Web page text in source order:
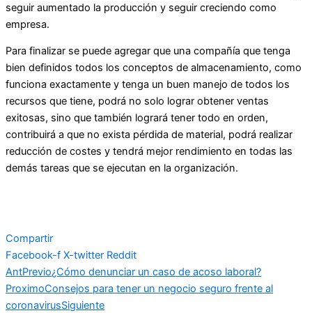
seguir aumentado la producción y seguir creciendo como
empresa.
Para finalizar se puede agregar que una compañía que tenga
bien definidos todos los conceptos de almacenamiento, como
funciona exactamente y tenga un buen manejo de todos los
recursos que tiene, podrá no solo lograr obtener ventas
exitosas, sino que también logrará tener todo en orden,
contribuirá a que no exista pérdida de material, podrá realizar
reducción de costes y tendrá mejor rendimiento en todas las
demás tareas que se ejecutan en la organización.
Compartir
Facebook-f X-twitter Reddit
AntPrevio¿Cómo denunciar un caso de acoso laboral?
ProximoConsejos para tener un negocio seguro frente al
coronavirusSiguiente